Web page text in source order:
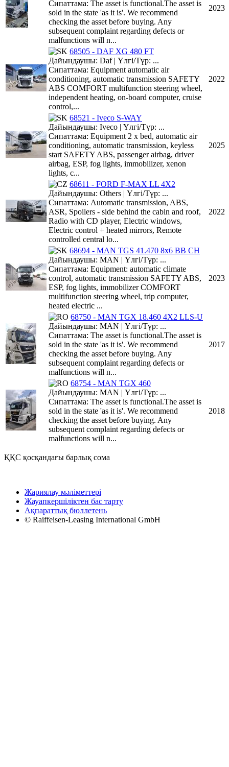
Сипаттама: The asset is functional.The asset is
sold in the state 'as it is'. We recommend
checking the asset before buying. Any
subsequent complaint regarding defects or
malfunctions will n...
2023
68505 - DAF XG 480 FT
Дайындаушы: Daf | Үлгі/Түр: ...
Сипаттама: Equipment automatic air
conditioning, automatic transmission SAFETY
ABS COMFORT multifunction steering wheel,
independent heating, on-board computer, cruise
control,...
2022
68521 - Iveco S-WAY
Дайындаушы: Iveco | Үлгі/Түр: ...
Сипаттама: Equipment 2 x bed, automatic air
conditioning, automatic transmission, keyless
start SAFETY ABS, passenger airbag, driver
airbag, ESP, fog lights, immobilizer, xenon
lights, c...
2025
68611 - FORD F-MAX LL 4X2
Дайындаушы: Others | Үлгі/Түр: ...
Сипаттама: Automatic transmission, ABS,
ASR, Spoilers - side behind the cabin and roof,
Radio with CD player, Electric windows,
Electric control + heated mirrors, Remote
controlled central lo...
2022
68694 - MAN TGS 41.470 8x6 BB CH
Дайындаушы: MAN | Үлгі/Түр: ...
Сипаттама: Equipment: automatic climate
control, automatic transmission SAFETY ABS,
ESP, fog lights, immobilizer COMFORT
multifunction steering wheel, trip computer,
heated electric ...
2023
68750 - MAN TGX 18.460 4X2 LLS-U
Дайындаушы: MAN | Үлгі/Түр: ...
Сипаттама: The asset is functional.The asset is
sold in the state 'as it is'. We recommend
checking the asset before buying. Any
subsequent complaint regarding defects or
malfunctions will n...
2017
68754 - MAN TGX 460
Дайындаушы: MAN | Үлгі/Түр: ...
Сипаттама: The asset is functional.The asset is
sold in the state 'as it is'. We recommend
checking the asset before buying. Any
subsequent complaint regarding defects or
malfunctions will n...
2018
ҚҚС қосқандағы барлық сома
Жариялау мәліметтері
Жауапкершіліктен бас тарту
Ақпараттық бюллетень
© Raiffeisen-Leasing International GmbH